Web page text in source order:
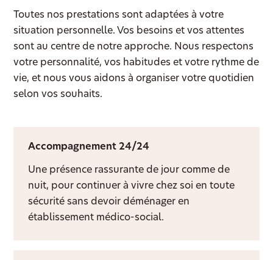
Toutes nos prestations sont adaptées à votre
situation personnelle. Vos besoins et vos attentes
sont au centre de notre approche. Nous respectons
votre personnalité, vos habitudes et votre rythme de
vie, et nous vous aidons à organiser votre quotidien
selon vos souhaits.
Accompagnement 24/24
Une présence rassurante de jour comme de
nuit, pour continuer à vivre chez soi en toute
sécurité sans devoir déménager en
établissement médico-social.